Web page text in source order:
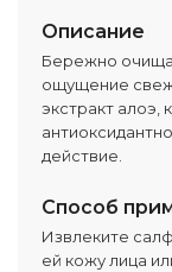
Описание
Бережно
ощущение
экстракт
действие.
Способ
Извлеките
ей кожу лица